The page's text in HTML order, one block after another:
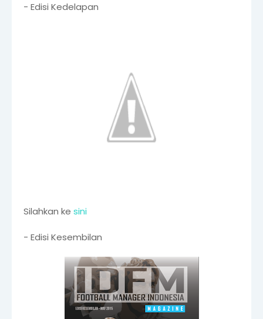
- Edisi Kedelapan
Silahkan ke sini
- Edisi Kesembilan